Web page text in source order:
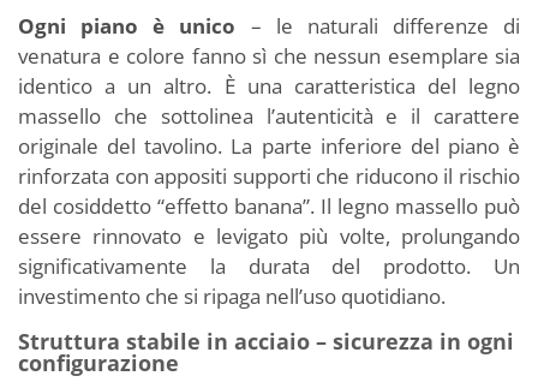
Ogni piano è unico – le naturali differenze di
venatura e colore fanno sì che nessun esemplare sia
identico a un altro. È una caratteristica del legno
massello che sottolinea l’autenticità e il carattere
originale del tavolino. La parte inferiore del piano è
rinforzata con appositi supporti che riducono il rischio
del cosiddetto “effetto banana”. Il legno massello può
essere rinnovato e levigato più volte, prolungando
significativamente la durata del prodotto. Un
investimento che si ripaga nell’uso quotidiano.
Struttura stabile in acciaio – sicurezza in ogni
configurazione